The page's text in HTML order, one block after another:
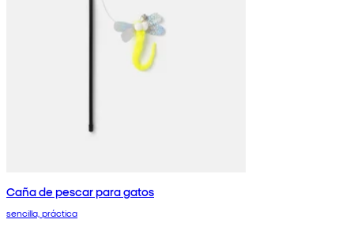
Caña de pescar para gatos
sencilla, práctica